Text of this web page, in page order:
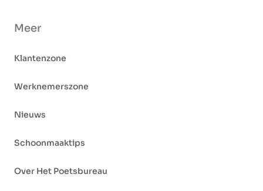
Meer
Klantenzone
Werknemerszone
Nieuws
Schoonmaaktips
Over Het Poetsbureau